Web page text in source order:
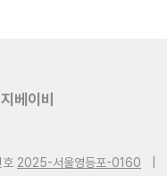
베이비
2025-서울영등포-0160